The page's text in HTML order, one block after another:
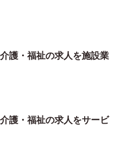
護・福祉の求人を施設業
護・福祉の求人をサービ